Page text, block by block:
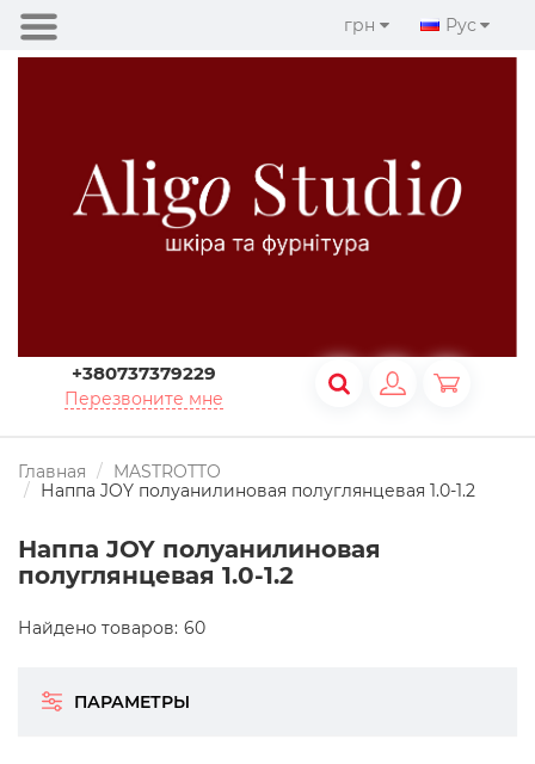
грн Рус
+380737379229
Перезвоните мне
Главная
MASTROTTO
Наппа JOY полуанилиновая полуглянцевая 1.0-1.2
Наппа JOY полуанилиновая
полуглянцевая 1.0-1.2
Найдено товаров: 60
ПАРАМЕТРЫ